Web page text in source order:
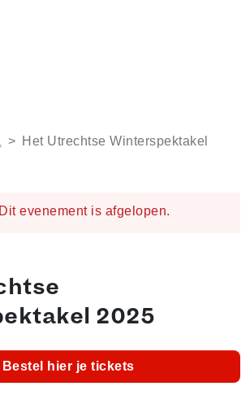
> Het Utrechtse Winterspektakel
Dit evenement is afgelopen.
2025
Bestel hier je tickets